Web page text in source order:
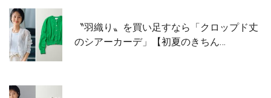
〝羽織り〟を買い足すなら「クロップド丈
のシアーカーデ」【初夏のきちん…